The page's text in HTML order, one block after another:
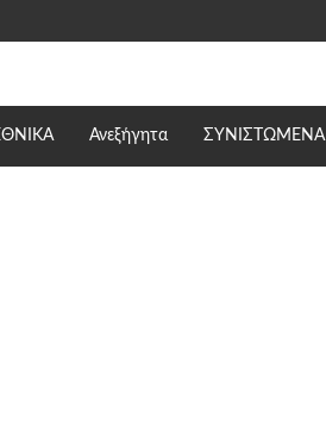
Ανεξήγητα ΣΥΝΙΣΤΩΜΕΝΑ